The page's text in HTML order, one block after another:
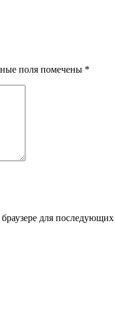
поля помечены *
для